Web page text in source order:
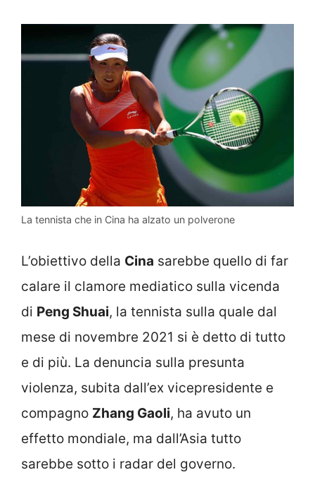
La tennista che in Cina ha alzato un polverone
L’obiettivo della Cina sarebbe quello di far
calare il clamore mediatico sulla vicenda
di Peng Shuai, la tennista sulla quale dal
mese di novembre 2021 si è detto di tutto
e di più. La denuncia sulla presunta
violenza, subita dall’ex vicepresidente e
compagno Zhang Gaoli, ha avuto un
effetto mondiale, ma dall’Asia tutto
sarebbe sotto i radar del governo.